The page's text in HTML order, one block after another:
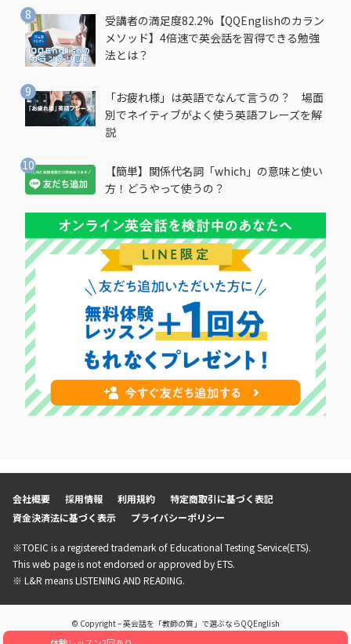
受講者の満足度82.2%【QQEnglishのカラン
メソッド】4倍速で英会話を習得できる勉強
法とは？
「お疲れ様」は英語でなんて言うの？ 場面
別でネイティブがよく使う英語フレーズを解
説
【簡単】関係代名詞「which」の意味と使い
方！どうやって使うの？
会社概要 採用情報 利用規約
特定商取引に基づく表記
資金決済法に基づく表示
プライバシーポリシー
※TOEIC is a registered trademark of Educational Testing Service(ETS).
This web page is not endorsed or approved by ETS.
※ L&R means LISTENING AND READING.
© Copyright – 英会話を「教師の質」で選ぶならQQEnglish